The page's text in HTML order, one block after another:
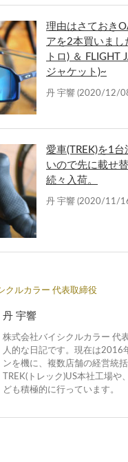
理由はさておき
アを2本買いまし
トロ) ＆ FLIGHT
ジャケット)~
丹 宇響 (2020/12/
愛車(TREK)を1
いので先に載せ
続々入荷。
丹 宇響 (2020/11/
クルカラー 代表取締役
丹 宇響
株式会社バイシクルカラー 代
人的な日記です。現在は2016
ンを機に、複数店舗の経営統
TREK(トレック)US本社工場や
ども積極的に行っています。